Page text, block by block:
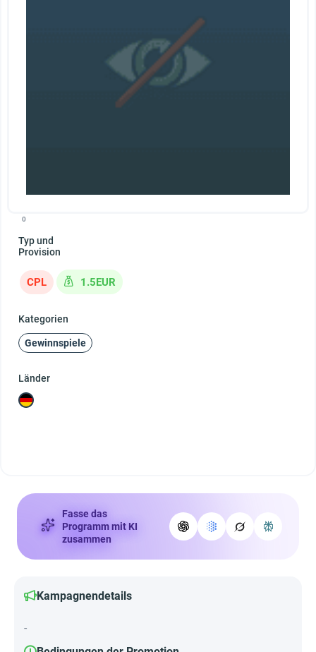
0
Typ und
Provision
CPL 1.5EUR
Kategorien
Gewinnspiele
Länder
Fasse das
Programm mit KI
zusammen
Kampagnendetails
-